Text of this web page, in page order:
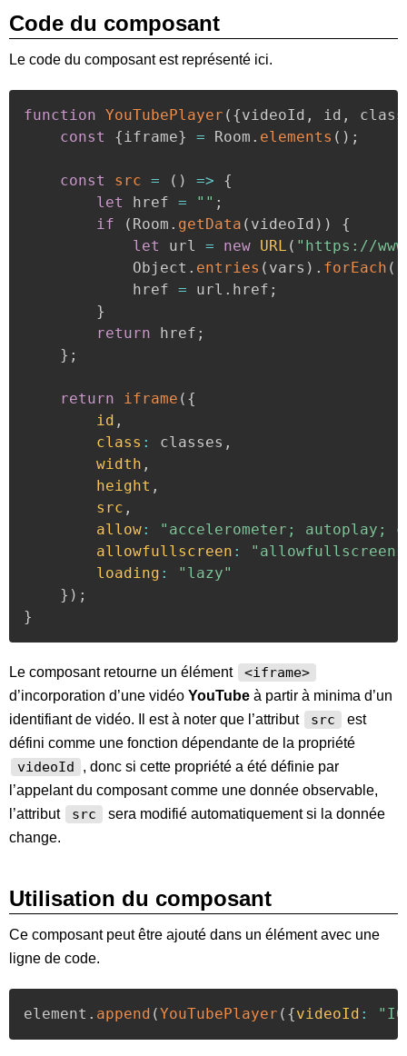
Code du composant
Le code du composant est représenté ici.
function YouTubePlayer ( {videoId , id ,
const
{iframe} = Room . elements ( ) ;
const src = ( ) =>
{
let
href = "" ;
if
( Room . getData ( videoId ) )
{
let
url = new URL ( "https://
			Object
. entries ( vars ) . forEach (
			href
= url . href ;
}
return href ;
} ;
return iframe ( {
id ,
class : classes ,
width ,
height ,
src ,
allow:
"accelerometer; autoplay;
allowfullscreen : "allowfullscreen"
loading :
"lazy"
} ) ;
}
Le composant retourne un élément <iframe>
d’incorporation d’une vidéo YouTube à partir à minima d’un
identifiant de vidéo. Il est à noter que l’attribut
src
est
défini comme une fonction dépendante de la propriété
videoId
, donc si cette propriété a été définie par
l’appelant du composant comme une donnée observable,
l’attribut
src
sera modifié automatiquement si la donnée
change.
Utilisation du composant
Ce composant peut être ajouté dans un élément avec une
ligne de code.
element . append (YouTubePlayer ( {videoId :